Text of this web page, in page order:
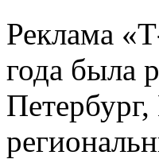
Реклама
года была